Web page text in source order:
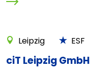
Leipzig ESF
ciT Leipzig GmbH